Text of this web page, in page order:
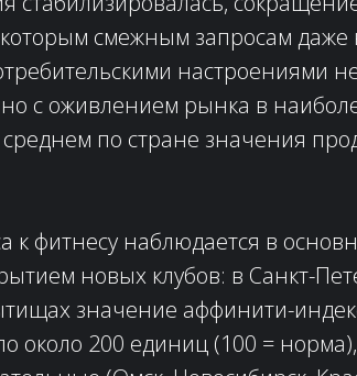
смежным запросам даже
настроениями
с оживлением рынка в
по стране значения
к фитнесу наблюдается в
новых клубов: в Санкт-
значение аффинити-
около 200 единиц (100 =